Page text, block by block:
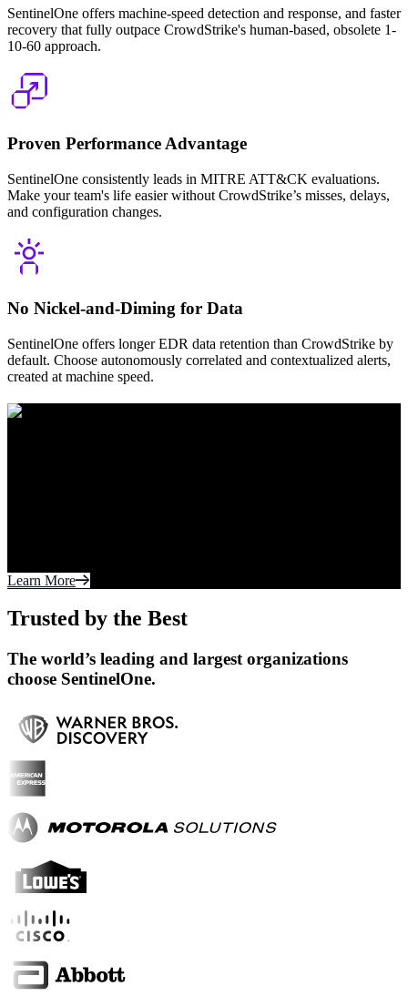
SentinelOne offers machine-speed detection and response, and faster
recovery that fully outpace CrowdStrike's human-based, obsolete 1-
10-60 approach.
Proven Performance Advantage
SentinelOne consistently leads in MITRE ATT&CK evaluations.
Make your team's life easier without CrowdStrike’s misses, delays,
and configuration changes.
No Nickel-and-Diming for Data
SentinelOne offers longer EDR data retention than CrowdStrike by
default. Choose autonomously correlated and contextualized alerts,
created at machine speed.
100% Detections.
Learn More
Trusted by the Best
The world’s leading and largest organizations
choose SentinelOne.